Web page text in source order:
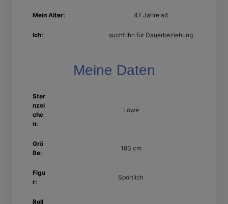
Mein Alter: 47 Jahre alt
Ich: sucht Ihn für Dauerbeziehung
Meine Daten
Ster
nzei
che
n:
Löwe
Grö
ße:
183 cm
Figu
r:
Sportlich
Roll